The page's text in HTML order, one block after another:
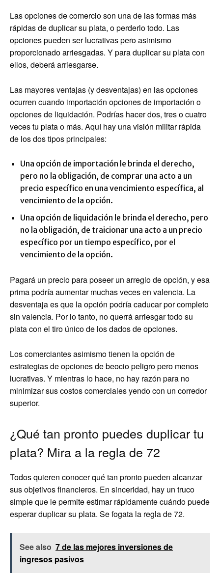
Las opciones de comercio son una de las formas más
rápidas de duplicar su plata, o perderlo todo. Las
opciones pueden ser lucrativas pero asimismo
proporcionado arriesgadas. Y para duplicar su plata con
ellos, deberá arriesgarse.
Las mayores ventajas (y desventajas) en las opciones
ocurren cuando importación opciones de importación o
opciones de liquidación. Podrías hacer dos, tres o cuatro
veces tu plata o más. Aquí hay una visión militar rápida
de los dos tipos principales:
Una opción de importación le brinda el derecho,
pero no la obligación, de comprar una acto a un
precio específico en una vencimiento específica, al
vencimiento de la opción.
Una opción de liquidación le brinda el derecho, pero
no la obligación, de traicionar una acto a un precio
específico por un tiempo específico, por el
vencimiento de la opción.
Pagará un precio para poseer un arreglo de opción, y esa
prima podría aumentar muchas veces en valencia. La
desventaja es que la opción podría caducar por completo
sin valencia. Por lo tanto, no querrá arriesgar todo su
plata con el tiro único de los dados de opciones.
Los comerciantes asimismo tienen la opción de
estrategias de opciones de beocio peligro pero menos
lucrativas. Y mientras lo hace, no hay razón para no
minimizar sus costos comerciales yendo con un corredor
superior.
¿Qué tan pronto puedes duplicar tu
plata? Mira a la regla de 72
Todos quieren conocer qué tan pronto pueden alcanzar
sus objetivos financieros. En sinceridad, hay un truco
simple que le permite estimar rápidamente cuándo puede
esperar duplicar su plata. Se fogata la regla de 72.
See also 7 de las mejores inversiones de
ingresos pasivos